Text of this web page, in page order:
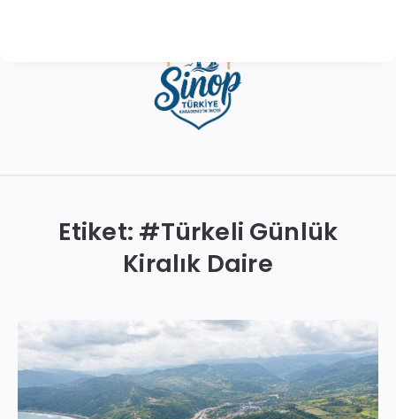
Seçenekleri
ve
Fiyatlar
Etiket: #Türkeli Günlük
Kiralık Daire